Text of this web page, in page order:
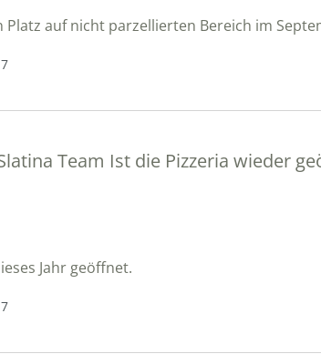
Platz auf nicht parzellierten Bereich im
Team Ist die Pizzeria wieder
Jahr geöffnet.